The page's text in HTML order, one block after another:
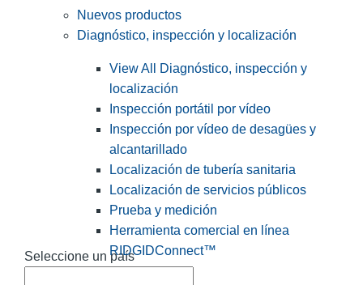
Seleccione un país
Nuevos productos
Diagnóstico, inspección y localización
View All Diagnóstico, inspección y
localización
Inspección portátil por vídeo
Inspección por vídeo de desagües y
alcantarillado
Localización de tubería sanitaria
Localización de servicios públicos
Prueba y medición
Herramienta comercial en línea
RIDGIDConnect™